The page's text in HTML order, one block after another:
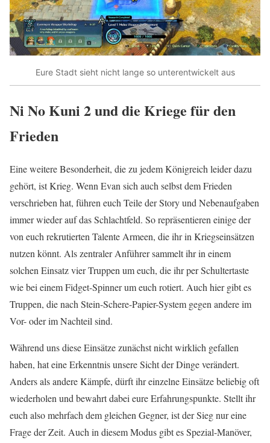
Eure Stadt sieht nicht lange so unterentwickelt aus
Ni No Kuni 2 und die Kriege für den
Frieden
Eine weitere Besonderheit, die zu jedem Königreich leider dazu
gehört, ist Krieg. Wenn Evan sich auch selbst dem Frieden
verschrieben hat, führen euch Teile der Story und Nebenaufgaben
immer wieder auf das Schlachtfeld. So repräsentieren einige der
von euch rekrutierten Talente Armeen, die ihr in Kriegseinsätzen
nutzen könnt. Als zentraler Anführer sammelt ihr in einem
solchen Einsatz vier Truppen um euch, die ihr per Schultertaste
wie bei einem Fidget-Spinner um euch rotiert. Auch hier gibt es
Truppen, die nach Stein-Schere-Papier-System gegen andere im
Vor- oder im Nachteil sind.
Während uns diese Einsätze zunächst nicht wirklich gefallen
haben, hat eine Erkenntnis unsere Sicht der Dinge verändert.
Anders als andere Kämpfe, dürft ihr einzelne Einsätze beliebig oft
wiederholen und bewahrt dabei eure Erfahrungspunkte. Stellt ihr
euch also mehrfach dem gleichen Gegner, ist der Sieg nur eine
Frage der Zeit. Auch in diesem Modus gibt es Spezial-Manöver,